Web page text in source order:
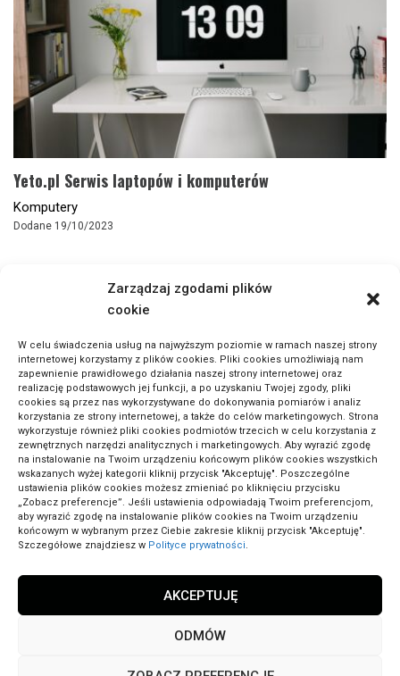
Zarządzaj zgodami plików
cookie
W celu świadczenia usług na najwyższym poziomie w ramach naszej strony
internetowej korzystamy z plików cookies. Pliki cookies umożliwiają nam
zapewnienie prawidłowego działania naszej strony internetowej oraz
realizację podstawowych jej funkcji, a po uzyskaniu Twojej zgody, pliki
cookies są przez nas wykorzystywane do dokonywania pomiarów i analiz
korzystania ze strony internetowej, a także do celów marketingowych. Strona
wykorzystuje również pliki cookies podmiotów trzecich w celu korzystania z
zewnętrznych narzędzi analitycznych i marketingowych. Aby wyrazić zgodę
na instalowanie na Twoim urządzeniu końcowym plików cookies wszystkich
wskazanych wyżej kategorii kliknij przycisk "Akceptuję". Poszczególne
ustawienia plików cookies możesz zmieniać po kliknięciu przycisku
„Zobacz preferencje”. Jeśli ustawienia odpowiadają Twoim preferencjom,
aby wyrazić zgodę na instalowanie plików cookies na Twoim urządzeniu
końcowym w wybranym przez Ciebie zakresie kliknij przycisk "Akceptuję".
Szczegółowe znajdziesz w Polityce prywatności.
AKCEPTUJĘ
ODMÓW
Yeto.pl Serwis laptopów i komputerów
Komputery
Dodane 19/10/2023
Laptop nie ładuje baterii możliwe przyczyny – jak